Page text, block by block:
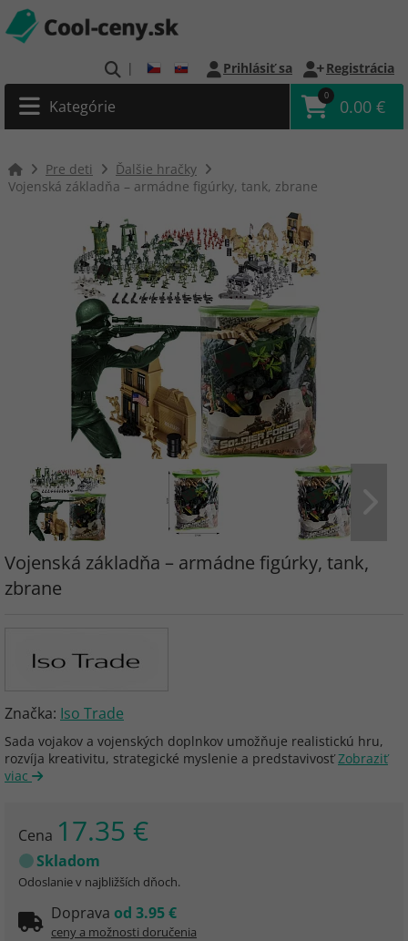
| Prihlásiť sa Registrácia
Kategórie
0
0.00 €
Pre deti
Ďalšie hračky
Vojenská základňa – armádne figúrky, tank, zbrane
Vojenská základňa – armádne figúrky, tank,
zbrane
Značka: Iso Trade
Sada vojakov a vojenských doplnkov umožňuje realistickú hru,
rozvíja kreativitu, strategické myslenie a predstavivosťZobraziť
viac
Cena 17.35 €
Skladom
Odoslanie v najbližších dňoch.
Doprava od 3.95 €
ceny a možnosti doručenia